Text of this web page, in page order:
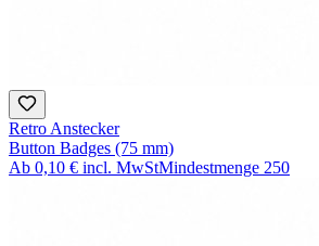
Retro Anstecker
Button Badges (75 mm)
Ab 0,10 € incl. MwStMindestmenge 250